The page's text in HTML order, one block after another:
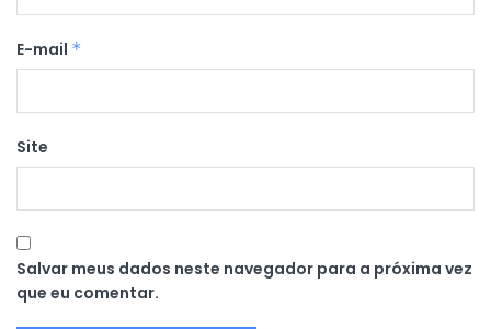
E-mail *
Site
Salvar meus dados neste navegador para a próxima vez
que eu comentar.